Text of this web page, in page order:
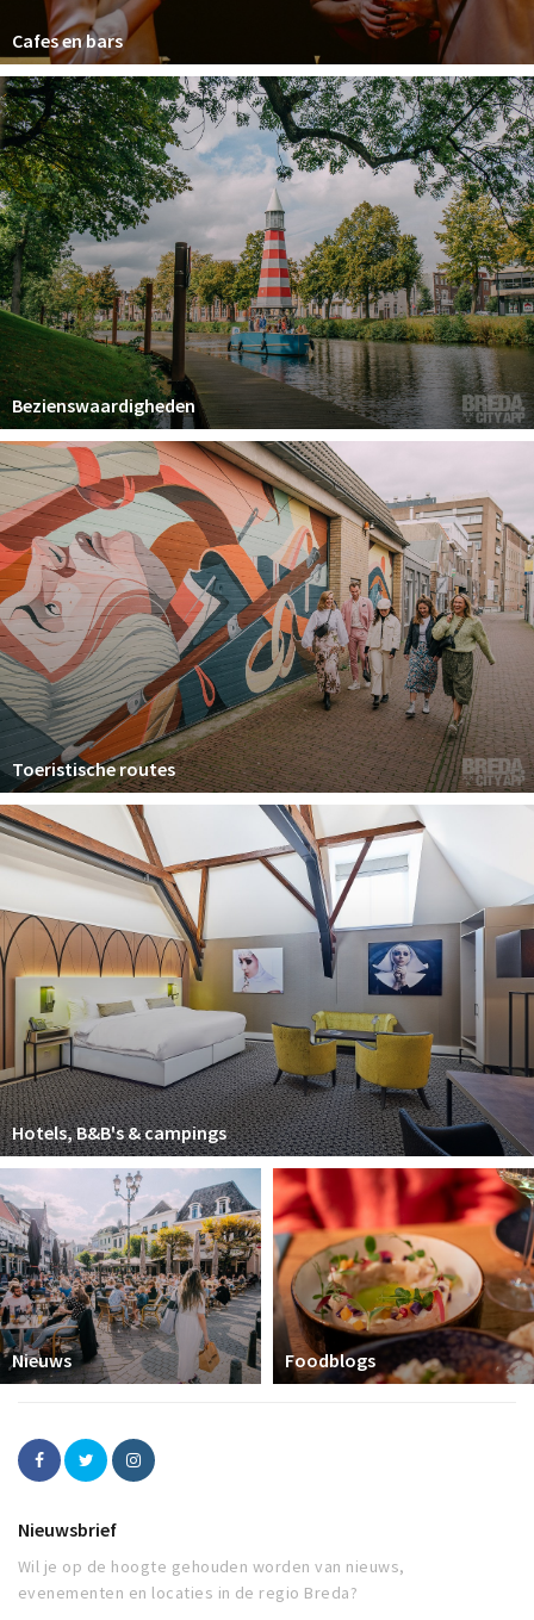
Cafes en bars
Bezienswaardigheden
Toeristische routes
Hotels, B&B's & campings
Nieuws Foodblogs
Nieuwsbrief
Wil je op de hoogte gehouden worden van nieuws,
evenementen en locaties in de regio Breda?